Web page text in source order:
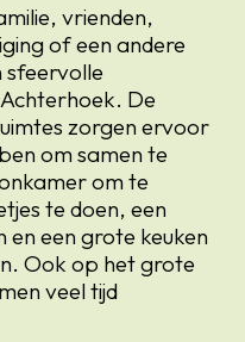
vrienden,
of een andere
sfeervolle
De
zorgen ervoor
om samen te
om te
te doen, een
een grote keuken
Ook op het grote
veel tijd